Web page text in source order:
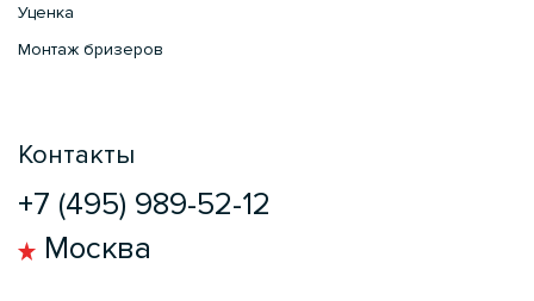
Уценка
Монтаж бризеров
Контакты
+7 (495) 989-52-12
Москва